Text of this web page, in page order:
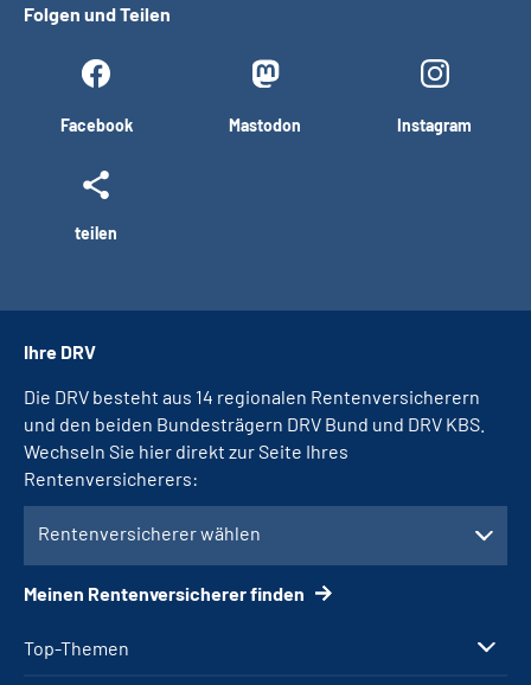
Folgen und Teilen
Facebook Mastodon Instagram
teilen
Top-Themen
Ihre DRV
Die DRV besteht aus 14 regionalen Rentenversicherern
und den beiden Bundesträgern DRV Bund und DRV KBS.
Wechseln Sie hier direkt zur Seite Ihres
Rentenversicherers:
Rentenversicherer wählen
Meinen Rentenversicherer finden